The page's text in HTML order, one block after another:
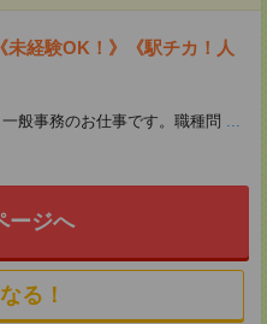
未経験OK！》《駅チカ！人
般事務のお仕事です。職種問 ...
ージへ
る！